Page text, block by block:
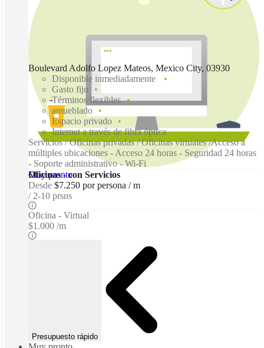
Muy pronto
Boulevard Adolfo Lopez Mateos, Mexico City, 03930
Disponible inmediadamente
Gasto fijo
Términos flexibles
amueblado
Espacio privado
Internet a través de fibra óptica
Servicios / Oficinas privadas / Oficinas virtuales /Acceso a
múltiples ubicaciones - Acceso 24 horas - Seguridad 24 horas
- Soporte administrativo - Wi-Fi
Oficinas - con Servicios
Desde $7.250 por persona / m
2-10 prsns
Oficina - Virtual
$1.000 /m
Presupuesto rápido